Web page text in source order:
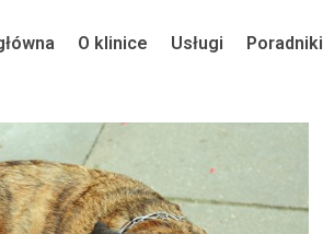
O klinice Usługi Poradniki